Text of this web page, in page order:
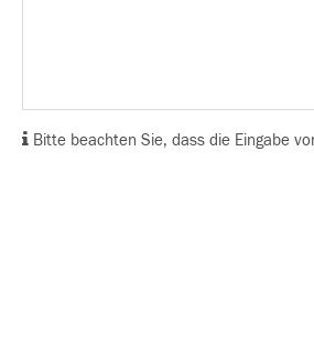
Bitte beachten Sie, dass die Eingabe